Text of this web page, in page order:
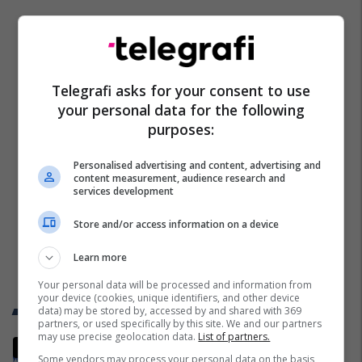
Trend Telegrafi
Gjithçka që ndodhi në Kuvendin e
Telegrafi asks for your consent to use
your personal data for the following
purposes:
Personalised advertising and content, advertising and
content measurement, audience research and
services development
Store and/or access information on a device
Learn more
Your personal data will be processed and information from
your device (cookies, unique identifiers, and other device
data) may be stored by, accessed by and shared with 369
partners, or used specifically by this site. We and our partners
may use precise geolocation data. List of partners.
Some vendors may process your personal data on the basis